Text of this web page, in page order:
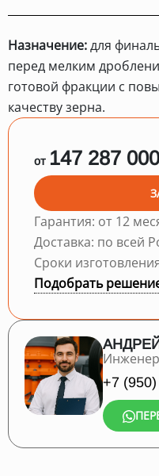
Назначение:для
перед мелким
готовой фракции с
качеству зерна.
от 147 287
Гарантия: от 12
Доставка: по всей
Сроки
Подобрать
+7